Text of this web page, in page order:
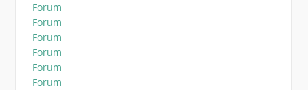
Forum
Forum
Forum
Forum
Forum
Forum